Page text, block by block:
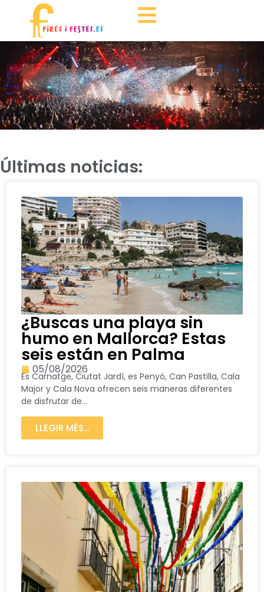
Últimas noticias:
¿Buscas una playa sin
humo en Mallorca? Estas
seis están en Palma
05/08/2026
Es Carnatge, Ciutat Jardí, es Penyó, Can Pastilla, Cala
Major y Cala Nova ofrecen seis maneras diferentes
de disfrutar de...
LLEGIR MÉS...